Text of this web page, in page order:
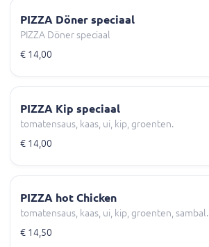
PIZZA Döner speciaal
PIZZA Döner speciaal
€ 14,00
PIZZA Kip speciaal
tomatensaus, kaas, ui, kip, groenten.
€ 14,00
PIZZA hot Chicken
tomatensaus, kaas, ui, kip, groenten, sambal.
€ 14,50